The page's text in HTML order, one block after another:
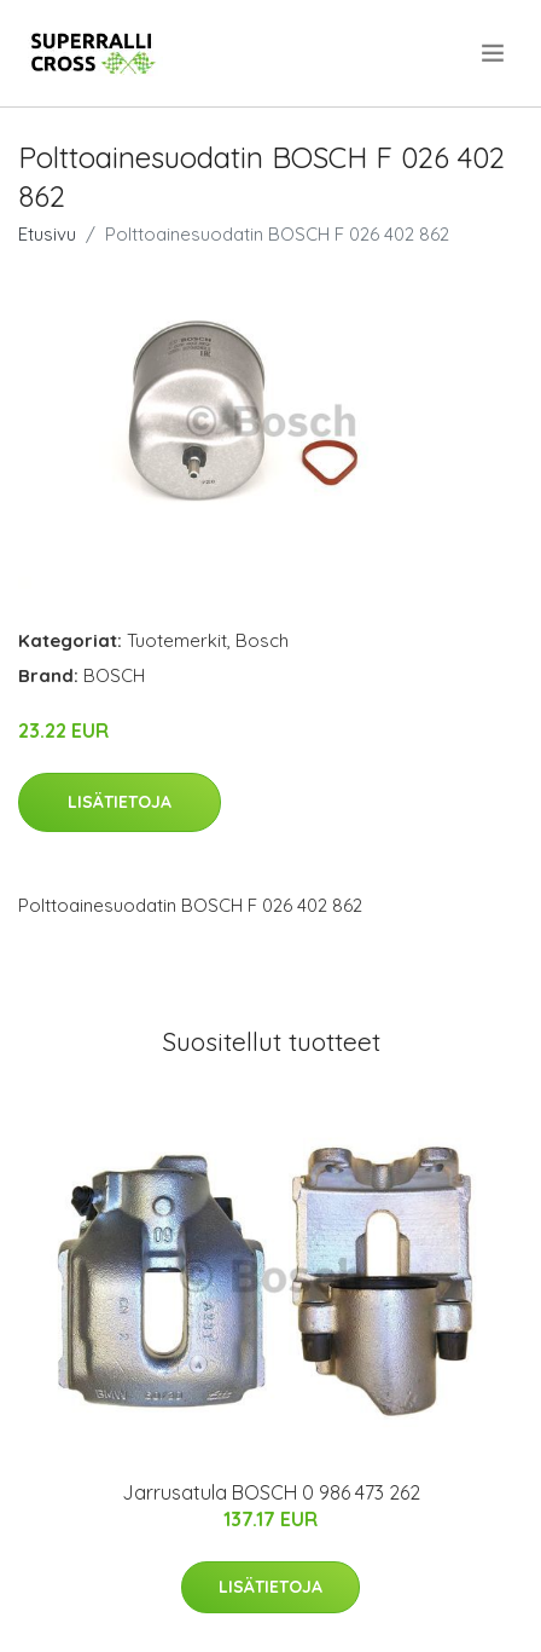
Polttoainesuodatin BOSCH F 026 402
862
Etusivu Polttoainesuodatin BOSCH F 026 402 862
Kategoriat: Tuotemerkit, Bosch
Brand: BOSCH
23.22 EUR
LISÄTIETOJA
Polttoainesuodatin BOSCH F 026 402 862
Suositellut tuotteet
Jarrusatula BOSCH 0 986 473 262
137.17 EUR
LISÄTIETOJA